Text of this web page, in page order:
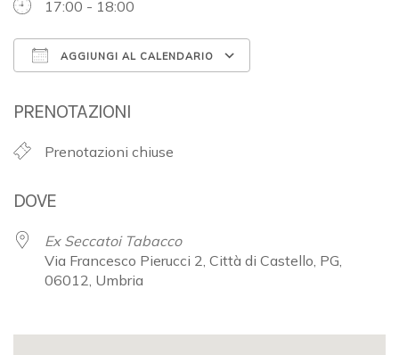
17:00 - 18:00
AGGIUNGI AL CALENDARIO
PRENOTAZIONI
Prenotazioni chiuse
DOVE
Ex Seccatoi Tabacco
Via Francesco Pierucci 2, Città di Castello, PG,
06012, Umbria